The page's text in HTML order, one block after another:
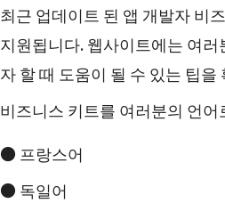
최근 업데이트 된 앱 개발자 비
지원됩니다. 웹사이트에는 여
자 할 때 도움이 될 수 있는 팁을
비즈니스 키트를 여러분의 언
● 프랑스어
● 독일어